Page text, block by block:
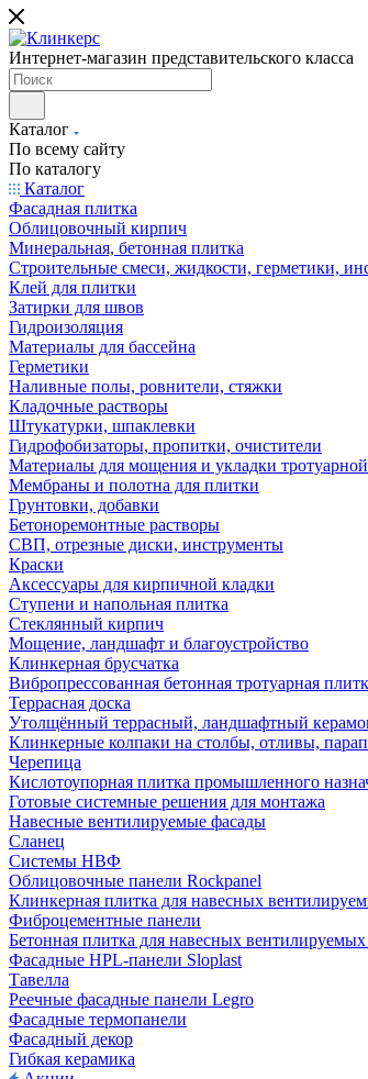
Интернет-магазин представительского класса
Каталог
По всему сайту
По каталогу
Каталог
Фасадная плитка
Облицовочный кирпич
Минеральная, бетонная плитка
Строительные смеси, жидкости, герметики,
Клей для плитки
Затирки для швов
Гидроизоляция
Материалы для бассейна
Герметики
Наливные полы, ровнители, стяжки
Кладочные растворы
Штукатурки, шпаклевки
Гидрофобизаторы, пропитки, очистители
Материалы для мощения и укладки
Мембраны и полотна для плитки
Грунтовки, добавки
Бетоноремонтные растворы
СВП, отрезные диски, инструменты
Краски
Аксессуары для кирпичной кладки
Ступени и напольная плитка
Cтеклянный кирпич
Мощение, ландшафт и благоустройство
Клинкерная брусчатка
Вибропрессованная бетонная тротуарная
Террасная доска
Утолщённый террасный, ландшафтный
Клинкерные колпаки на столбы, отливы,
Черепица
Кислотоупорная плитка промышленного
Готовые системные решения для монтажа
Навесные вентилируемые фасады
Сланец
Системы НВФ
Облицовочные панели Rockpanel
Клинкерная плитка для навесных
Фиброцементные панели
Бетонная плитка для навесных вентилируемых
Фасадные HPL-панели Sloplast
Тавелла
Реечные фасадные панели Legro
Фасадные термопанели
Фасадный декор
Гибкая керамика